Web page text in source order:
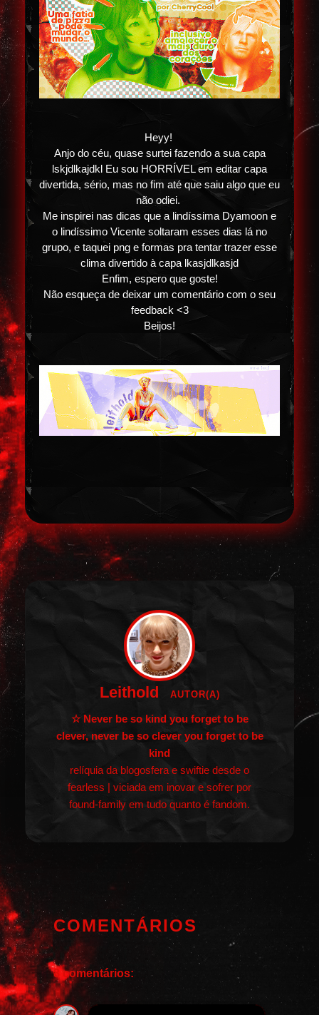
Heyy!
Anjo do céu, quase surtei fazendo a sua capa
lskjdlkajdkl Eu sou HORRÍVEL em editar capa
divertida, sério, mas no fim até que saiu algo que eu
não odiei.
Me inspirei nas dicas que a lindíssima Dyamoon e
o lindíssimo Vicente soltaram esses dias lá no
grupo, e taquei png e formas pra tentar trazer esse
clima divertido à capa lkasjdlkasjd
Enfim, espero que goste!
Não esqueça de deixar um comentário com o seu
feedback <3
Beijos!
Leithold AUTOR(A)
☆ Never be so kind you forget to be
clever, never be so clever you forget to be
kind
relíquia da blogosfera e swiftie desde o
fearless | viciada em inovar e sofrer por
found-family em tudo quanto é fandom.
COMENTÁRIOS
8 comentários: